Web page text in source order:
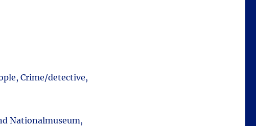
Crime/detective,
Nationalmuseum,